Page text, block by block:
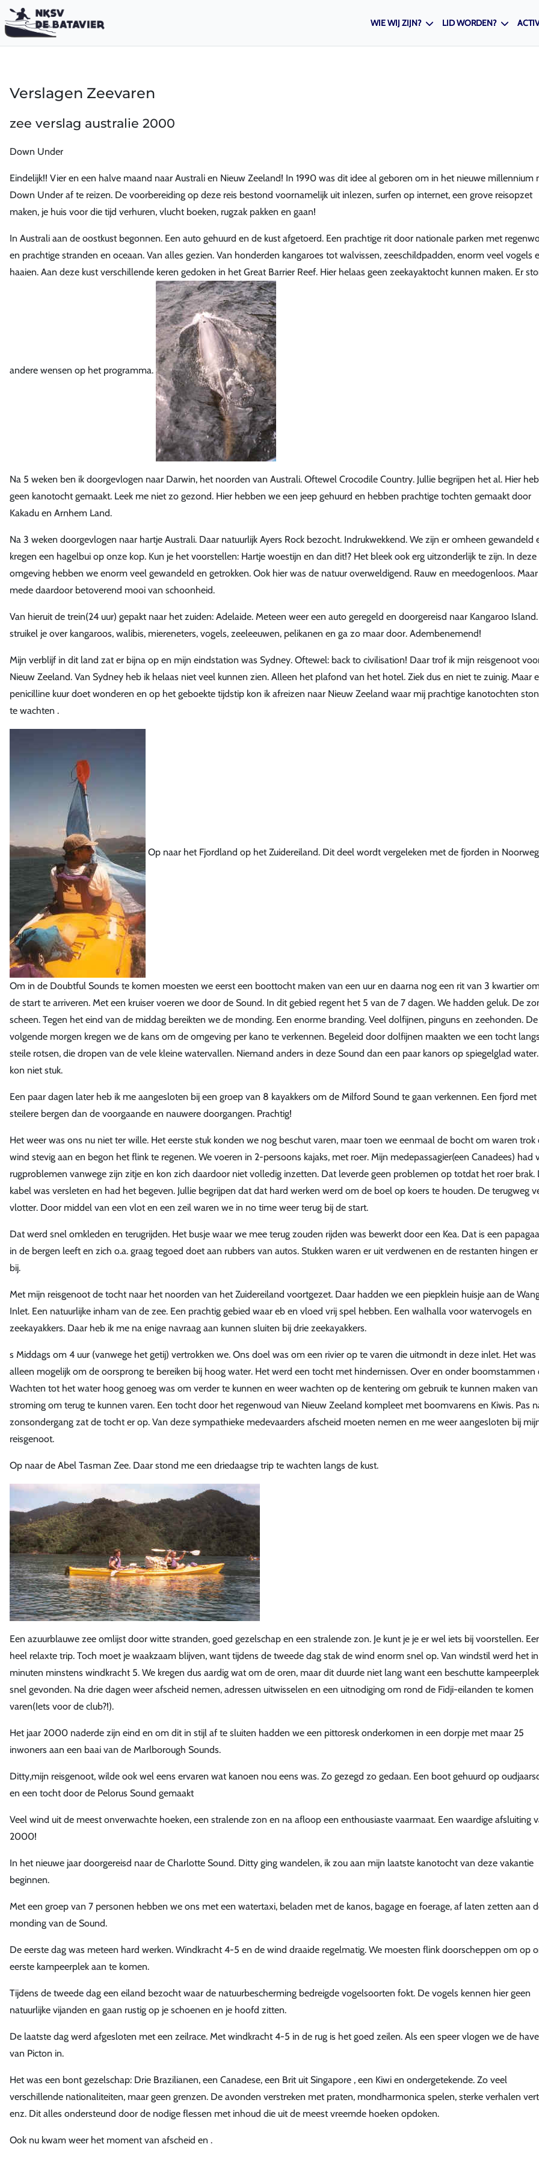
WIE WIJ ZIJN? LID WORDEN?
Verslagen Zeevaren
zee verslag australie 2000
Down Under
Eindelijk!! Vier en een halve maand naar Australi en Nieuw Zeeland! In 1990 was dit idee al geboren om in het nieuwe millennium
Down Under af te reizen. De voorbereiding op deze reis bestond voornamelijk uit inlezen, surfen op internet, een grove reisopzet
maken, je huis voor die tijd verhuren, vlucht boeken, rugzak pakken en gaan!
In Australi aan de oostkust begonnen. Een auto gehuurd en de kust afgetoerd. Een prachtige rit door nationale parken met
en prachtige stranden en oceaan. Van alles gezien. Van honderden kangaroes tot walvissen, zeeschildpadden, enorm veel vogels
haaien. Aan deze kust verschillende keren gedoken in het Great Barrier Reef. Hier helaas geen zeekayaktocht kunnen maken. Er
andere wensen op het programma.
Na 5 weken ben ik doorgevlogen naar Darwin, het noorden van Australi. Oftewel Crocodile Country. Jullie begrijpen het al. Hier
geen kanotocht gemaakt. Leek me niet zo gezond. Hier hebben we een jeep gehuurd en hebben prachtige tochten gemaakt door
Kakadu en Arnhem Land.
Na 3 weken doorgevlogen naar hartje Australi. Daar natuurlijk Ayers Rock bezocht. Indrukwekkend. We zijn er omheen gewandeld
kregen een hagelbui op onze kop. Kun je het voorstellen: Hartje woestijn en dan dit!? Het bleek ook erg uitzonderlijk te zijn. In deze
omgeving hebben we enorm veel gewandeld en getrokken. Ook hier was de natuur overweldigend. Rauw en meedogenloos. Maar
mede daardoor betoverend mooi van schoonheid.
Van hieruit de trein(24 uur) gepakt naar het zuiden: Adelaide. Meteen weer een auto geregeld en doorgereisd naar Kangaroo
struikel je over kangaroos, walibis, miereneters, vogels, zeeleeuwen, pelikanen en ga zo maar door. Adembenemend!
Mijn verblijf in dit land zat er bijna op en mijn eindstation was Sydney. Oftewel: back to civilisation! Daar trof ik mijn reisgenoot
Nieuw Zeeland. Van Sydney heb ik helaas niet veel kunnen zien. Alleen het plafond van het hotel. Ziek dus en niet te zuinig. Maar
penicilline kuur doet wonderen en op het geboekte tijdstip kon ik afreizen naar Nieuw Zeeland waar mij prachtige kanotochten
te wachten .
Op naar het Fjordland op het Zuidereiland. Dit deel wordt vergeleken met de fjorden in
Om in de Doubtful Sounds te komen moesten we eerst een boottocht maken van een uur en daarna nog een rit van 3 kwartier
de start te arriveren. Met een kruiser voeren we door de Sound. In dit gebied regent het 5 van de 7 dagen. We hadden geluk. De
scheen. Tegen het eind van de middag bereikten we de monding. Een enorme branding. Veel dolfijnen, pinguns en zeehonden. De
volgende morgen kregen we de kans om de omgeving per kano te verkennen. Begeleid door dolfijnen maakten we een tocht
steile rotsen, die dropen van de vele kleine watervallen. Niemand anders in deze Sound dan een paar kanors op spiegelglad
kon niet stuk.
Een paar dagen later heb ik me aangesloten bij een groep van 8 kayakkers om de Milford Sound te gaan verkennen. Een fjord
steilere bergen dan de voorgaande en nauwere doorgangen. Prachtig!
Het weer was ons nu niet ter wille. Het eerste stuk konden we nog beschut varen, maar toen we eenmaal de bocht om waren trok
wind stevig aan en begon het flink te regenen. We voeren in 2-persoons kajaks, met roer. Mijn medepassagier(een Canadees) had
rugproblemen vanwege zijn zitje en kon zich daardoor niet volledig inzetten. Dat leverde geen problemen op totdat het roer brak.
kabel was versleten en had het begeven. Jullie begrijpen dat dat hard werken werd om de boel op koers te houden. De terugweg
vlotter. Door middel van een vlot en een zeil waren we in no time weer terug bij de start.
Dat werd snel omkleden en terugrijden. Het busje waar we mee terug zouden rijden was bewerkt door een Kea. Dat is een
in de bergen leeft en zich o.a. graag tegoed doet aan rubbers van autos. Stukken waren er uit verdwenen en de restanten hingen
bij.
Met mijn reisgenoot de tocht naar het noorden van het Zuidereiland voortgezet. Daar hadden we een piepklein huisje aan de
Inlet. Een natuurlijke inham van de zee. Een prachtig gebied waar eb en vloed vrij spel hebben. Een walhalla voor watervogels en
zeekayakkers. Daar heb ik me na enige navraag aan kunnen sluiten bij drie zeekayakkers.
s Middags om 4 uur (vanwege het getij) vertrokken we. Ons doel was om een rivier op te varen die uitmondt in deze inlet. Het was
alleen mogelijk om de oorsprong te bereiken bij hoog water. Het werd een tocht met hindernissen. Over en onder boomstammen
Wachten tot het water hoog genoeg was om verder te kunnen en weer wachten op de kentering om gebruik te kunnen maken
stroming om terug te kunnen varen. Een tocht door het regenwoud van Nieuw Zeeland kompleet met boomvarens en Kiwis. Pas
zonsondergang zat de tocht er op. Van deze sympathieke medevaarders afscheid moeten nemen en me weer aangesloten bij
reisgenoot.
Op naar de Abel Tasman Zee. Daar stond me een driedaagse trip te wachten langs de kust.
Een azuurblauwe zee omlijst door witte stranden, goed gezelschap en een stralende zon. Je kunt je je er wel iets bij voorstellen.
heel relaxte trip. Toch moet je waakzaam blijven, want tijdens de tweede dag stak de wind enorm snel op. Van windstil werd het
minuten minstens windkracht 5. We kregen dus aardig wat om de oren, maar dit duurde niet lang want een beschutte
snel gevonden. Na drie dagen weer afscheid nemen, adressen uitwisselen en een uitnodiging om rond de Fidji-eilanden te komen
varen(Iets voor de club?!).
Het jaar 2000 naderde zijn eind en om dit in stijl af te sluiten hadden we een pittoresk onderkomen in een dorpje met maar 25
inwoners aan een baai van de Marlborough Sounds.
Ditty,mijn reisgenoot, wilde ook wel eens ervaren wat kanoen nou eens was. Zo gezegd zo gedaan. Een boot gehuurd op
en een tocht door de Pelorus Sound gemaakt
Veel wind uit de meest onverwachte hoeken, een stralende zon en na afloop een enthousiaste vaarmaat. Een waardige afsluiting
2000!
In het nieuwe jaar doorgereisd naar de Charlotte Sound. Ditty ging wandelen, ik zou aan mijn laatste kanotocht van deze vakantie
beginnen.
Met een groep van 7 personen hebben we ons met een watertaxi, beladen met de kanos, bagage en foerage, af laten zetten aan
monding van de Sound.
De eerste dag was meteen hard werken. Windkracht 4-5 en de wind draaide regelmatig. We moesten flink doorscheppen om op
eerste kampeerplek aan te komen.
Tijdens de tweede dag een eiland bezocht waar de natuurbescherming bedreigde vogelsoorten fokt. De vogels kennen hier geen
natuurlijke vijanden en gaan rustig op je schoenen en je hoofd zitten.
De laatste dag werd afgesloten met een zeilrace. Met windkracht 4-5 in de rug is het goed zeilen. Als een speer vlogen we de
van Picton in.
Het was een bont gezelschap: Drie Brazilianen, een Canadese, een Brit uit Singapore , een Kiwi en ondergetekende. Zo veel
verschillende nationaliteiten, maar geen grenzen. De avonden verstreken met praten, mondharmonica spelen, sterke verhalen
enz. Dit alles ondersteund door de nodige flessen met inhoud die uit de meest vreemde hoeken opdoken.
Ook nu kwam weer het moment van afscheid en .